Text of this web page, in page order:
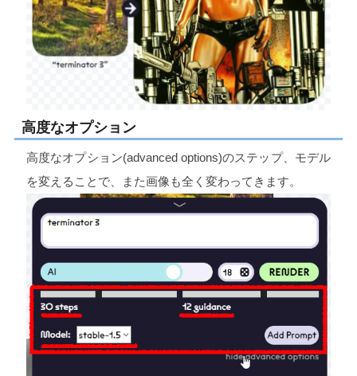
高度なオプション
高度なオプション(advanced options)のステップ、モデル
を変えることで、また画像も全く変わってきます。